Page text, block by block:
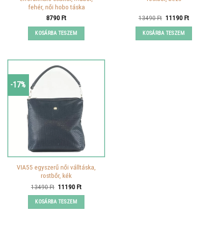
fehér, női hobo táska
8790Ft
KOSÁRBA TESZEM
13490Ft Original
was:
13490 Ft.
11190FtCurrent
KOSÁRBA TESZEM
-17%
VIA55 egyszerű női válltáska,
rostbőr, kék
13490Ft Original
was:
13490 Ft.
11190FtCurrent
KOSÁRBA TESZEM